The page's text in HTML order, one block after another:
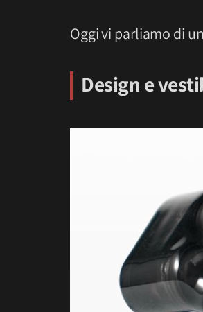
Oggi vi parliamo di
Design e